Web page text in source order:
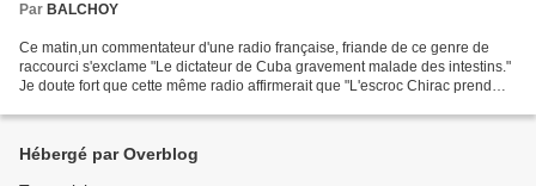
Par BALCHOY
Ce matin,un commentateur d'une radio française, friande de ce genre de
raccourci s'exclame "Le dictateur de Cuba gravement malade des intestins."
Je doute fort que cette même radio affirmerait que "L'escroc Chirac prend
Hébergé par Overblog